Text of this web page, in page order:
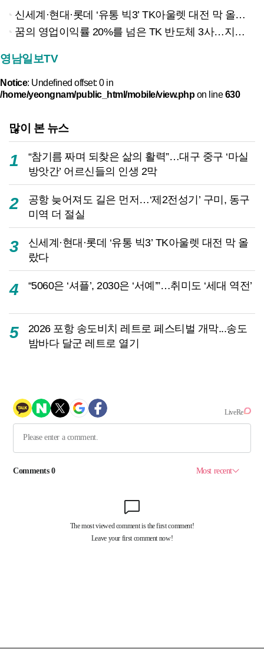
신세계·현대·롯데 ‘유통 빅3’ TK아울렛 대전 막 올랐다
꿈의 영업이익률 20%를 넘은 TK 반도체 3사…지역 경제 생태계 바꾸나
영남일보TV
Notice: Undefined offset: 0 in
/home/yeongnam/public_html/mobile/view.phpon line630
많이 본 뉴스
1
“참기름 짜며 되찾은 삶의 활력”…대구 중구 ‘마실
방앗간’ 어르신들의 인생 2막
2
공항 늦어져도 길은 먼저…‘제2전성기’ 구미, 동구
미역 더 절실
3
신세계·현대·롯데 ‘유통 빅3’ TK아울렛 대전 막 올
랐다
4 “5060은 ‘셔플’, 2030은 ‘서예’”…취미도 ‘세대 역전’
5
2026 포항 송도비치 레트로 페스티벌 개막...송도
밤바다 달군 레트로 열기